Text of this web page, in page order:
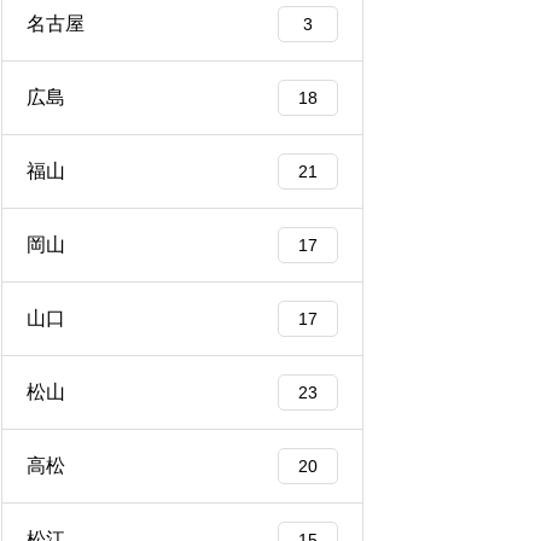
名古屋 3
広島 18
福山 21
岡山 17
山口 17
松山 23
高松 20